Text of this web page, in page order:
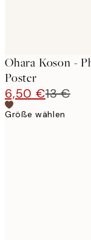
Ohara Koson -
Poster
6,50 €13 €
Größe wählen